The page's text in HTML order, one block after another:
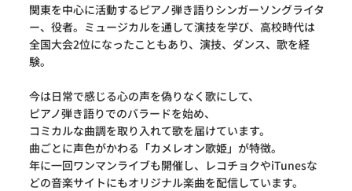
関東を中心に活動するピアノ弾き語りシンガーソングライタ
ー、役者。ミュージカルを通して演技を学び、高校時代は
全国大会2位になったこともあり、演技、ダンス、歌を経
験。
今は日常で感じる心の声を偽りなく歌にして、
ピアノ弾き語りでのバラードを始め、
コミカルな曲調を取り入れて歌を届けています。
曲ごとに声色がかわる「カメレオン歌姫」が特徴。
年に一回ワンマンライブも開催し、レコチョクやiTunesな
どの音楽サイトにもオリジナル楽曲を配信しています。